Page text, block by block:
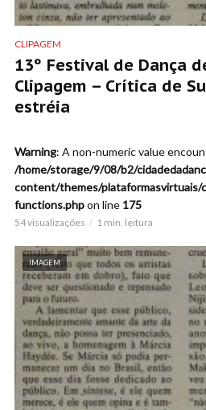
CLIPAGEM
13º Festival de Dança
Clipagem – Crítica de
estréia
Warning: A non-numeric value
/home/storage/9/08/b2/
content/themes/plataformasvirtuais/
functions.phpon line 175
54 visualizações 1 min. leitura
IMAGEM